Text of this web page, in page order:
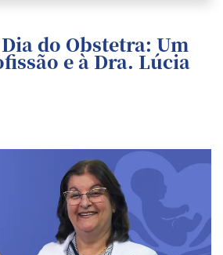
do Obstetra: Um
e à Dra. Lúcia